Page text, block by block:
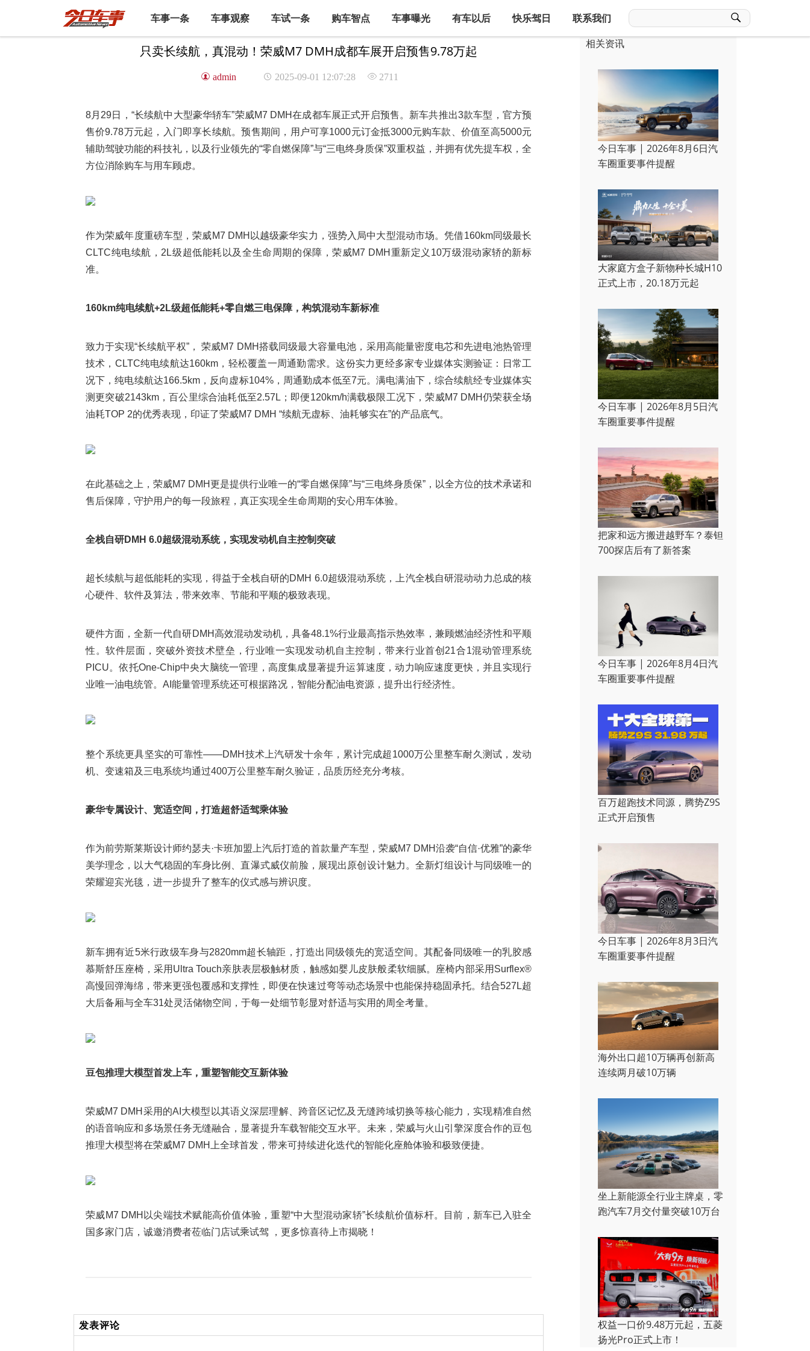
车事一条 车事观察 车试一条 购车智点 车事曝光 有车以后 快乐驾日 联系我们
只卖长续航，真混动！荣威M7 DMH成都车展开启预售9.78万起
admin 2025-09-01 12:07:28 2711
8月29日，“长续航中大型豪华轿车”荣威M7 DMH在成都车展正式开启预售。新车共推出3款车型，官方预
售价9.78万元起，入门即享长续航。预售期间，用户可享1000元订金抵3000元购车款、价值至高5000元
辅助驾驶功能的科技礼，以及行业领先的“零自燃保障”与“三电终身质保”双重权益，并拥有优先提车权，全
方位消除购车与用车顾虑。
作为荣威年度重磅车型，荣威M7 DMH以越级豪华实力，强势入局中大型混动市场。凭借160km同级最长
CLTC纯电续航，2L级超低能耗以及全生命周期的保障，荣威M7 DMH重新定义10万级混动家轿的新标
准。
160km纯电续航+2L级超低能耗+零自燃三电保障，构筑混动车新标准
致力于实现“长续航平权”， 荣威M7 DMH搭载同级最大容量电池，采用高能量密度电芯和先进电池热管理
技术，CLTC纯电续航达160km，轻松覆盖一周通勤需求。这份实力更经多家专业媒体实测验证：日常工
况下，纯电续航达166.5km，反向虚标104%，周通勤成本低至7元。满电满油下，综合续航经专业媒体实
测更突破2143km，百公里综合油耗低至2.57L；即便120km/h满载极限工况下，荣威M7 DMH仍荣获全场
油耗TOP 2的优秀表现，印证了荣威M7 DMH “续航无虚标、油耗够实在”的产品底气。
在此基础之上，荣威M7 DMH更是提供行业唯一的“零自燃保障”与“三电终身质保”，以全方位的技术承诺和
售后保障，守护用户的每一段旅程，真正实现全生命周期的安心用车体验。
全栈自研DMH 6.0超级混动系统，实现发动机自主控制突破
超长续航与超低能耗的实现，得益于全栈自研的DMH 6.0超级混动系统，上汽全栈自研混动动力总成的核
心硬件、软件及算法，带来效率、节能和平顺的极致表现。
硬件方面，全新一代自研DMH高效混动发动机，具备48.1%行业最高指示热效率，兼顾燃油经济性和平顺
性。软件层面，突破外资技术壁垒，行业唯一实现发动机自主控制，带来行业首创21合1混动管理系统
PICU。依托One-Chip中央大脑统一管理，高度集成显著提升运算速度，动力响应速度更快，并且实现行
业唯一油电统管。AI能量管理系统还可根据路况，智能分配油电资源，提升出行经济性。
整个系统更具坚实的可靠性——DMH技术上汽研发十余年，累计完成超1000万公里整车耐久测试，发动
机、变速箱及三电系统均通过400万公里整车耐久验证，品质历经充分考核。
豪华专属设计、宽适空间，打造超舒适驾乘体验
作为前劳斯莱斯设计师约瑟夫·卡班加盟上汽后打造的首款量产车型，荣威M7 DMH沿袭“自信·优雅”的豪华
美学理念，以大气稳固的车身比例、直瀑式威仪前脸，展现出原创设计魅力。全新灯组设计与同级唯一的
荣耀迎宾光毯，进一步提升了整车的仪式感与辨识度。
新车拥有近5米行政级车身与2820mm超长轴距，打造出同级领先的宽适空间。其配备同级唯一的乳胶感
慕斯舒压座椅，采用Ultra Touch亲肤表层极触材质，触感如婴儿皮肤般柔软细腻。座椅内部采用Surflex®
高慢回弹海绵，带来更强包覆感和支撑性，即便在快速过弯等动态场景中也能保持稳固承托。结合527L超
大后备厢与全车31处灵活储物空间，于每一处细节彰显对舒适与实用的周全考量。
豆包推理大模型首发上车，重塑智能交互新体验
荣威M7 DMH采用的AI大模型以其语义深层理解、跨音区记忆及无缝跨域切换等核心能力，实现精准自然
的语音响应和多场景任务无缝融合，显著提升车载智能交互水平。未来，荣威与火山引擎深度合作的豆包
推理大模型将在荣威M7 DMH上全球首发，带来可持续进化迭代的智能化座舱体验和极致便捷。
荣威M7 DMH以尖端技术赋能高价值体验，重塑“中大型混动家轿”长续航价值标杆。目前，新车已入驻全
国多家门店，诚邀消费者莅临门店试乘试驾 ，更多惊喜待上市揭晓！
发表评论
相关资讯
今日车事 | 2026年8月6日汽
车圈重要事件提醒
大家庭方盒子新物种长城H10
正式上市，20.18万元起
今日车事 | 2026年8月5日汽
车圈重要事件提醒
把家和远方搬进越野车？泰钽
700探店后有了新答案
今日车事 | 2026年8月4日汽
车圈重要事件提醒
百万超跑技术同源，腾势Z9S
正式开启预售
今日车事 | 2026年8月3日汽
车圈重要事件提醒
海外出口超10万辆再创新高
连续两月破10万辆
坐上新能源全行业主牌桌，零
跑汽车7月交付量突破10万台
权益一口价9.48万元起，五菱
扬光Pro正式上市！